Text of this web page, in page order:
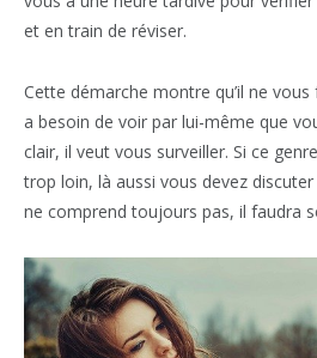
et en train de réviser.
Cette démarche montre qu’il ne vous
a besoin de voir par lui-même que
clair, il veut vous surveiller. Si ce
trop loin, là aussi vous devez discuter
ne comprend toujours pas, il faudra